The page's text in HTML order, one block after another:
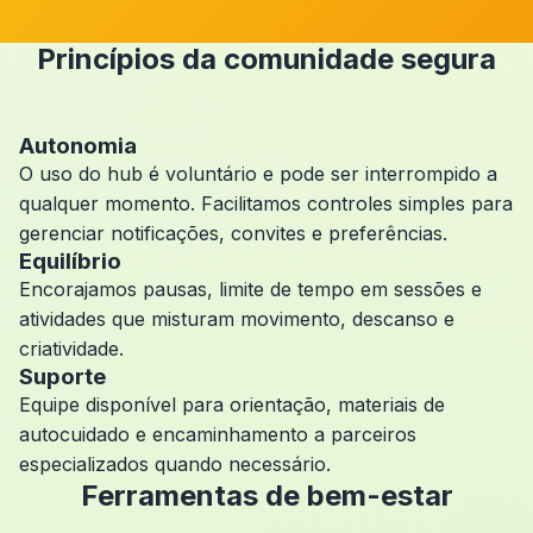
Princípios da comunidade segura
Autonomia
O uso do hub é voluntário e pode ser interrompido a
qualquer momento. Facilitamos controles simples para
gerenciar notificações, convites e preferências.
Equilíbrio
Encorajamos pausas, limite de tempo em sessões e
atividades que misturam movimento, descanso e
criatividade.
Suporte
Equipe disponível para orientação, materiais de
autocuidado e encaminhamento a parceiros
especializados quando necessário.
Ferramentas de bem-estar